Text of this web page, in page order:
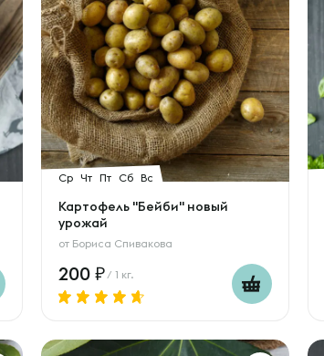
Ср Чт Пт Сб Вс
Картофель "Бейби" новый
урожай
от Бориса Спивакова
200 / 1 кг.